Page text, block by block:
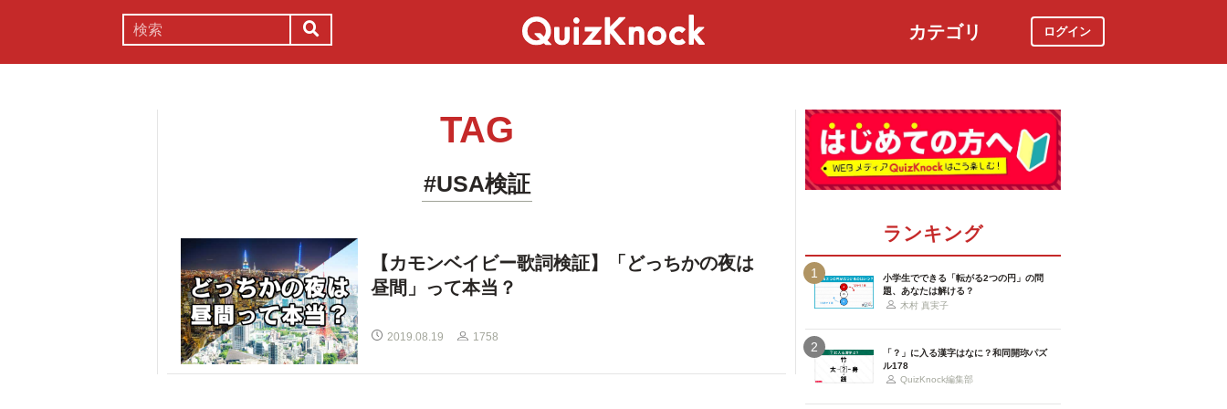
カテゴリ ログイン
TAG
#USA検証
【カモンベイビー歌詞検証】「どっちかの夜は
昼間」って本当？
2019.08.19 1758
ランキング
1
小学生でできる「転がる2つの円」の問
題、あなたは解ける？
木村 真実子
2
「？」に入る漢字はなに？和同開珎パズ
ル178
QuizKnock編集部